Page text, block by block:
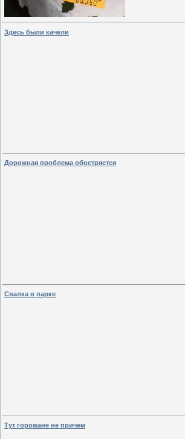
Здесь были качели
Дорожная проблема обостряется
Свалка в парке
Тут горожане не причем